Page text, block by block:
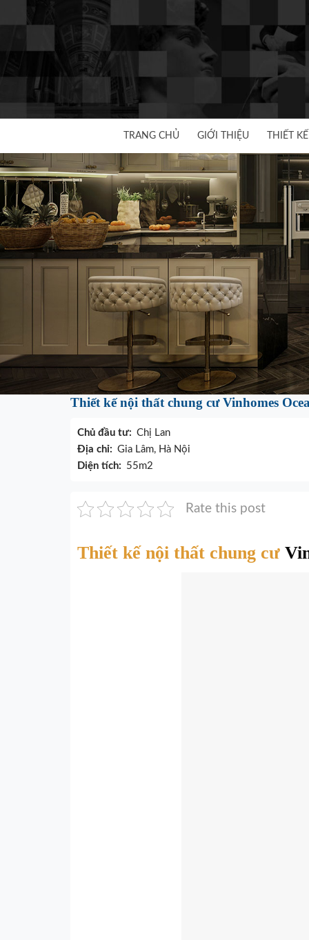
to
TRANG CHỦ GIỚI THIỆU THIẾT
Thiết kế nội thất chung cư Vinhomes
Chủ đầu tư: Chị Lan
Địa chỉ: Gia Lâm, Hà Nội
Diện tích: 55m2
Rate this post
Thiết kế nội thất chung cư